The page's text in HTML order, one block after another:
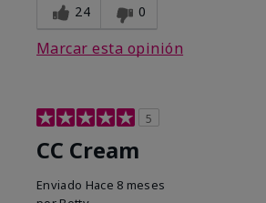
24 0
Marcar esta opinión
5
CC Cream
Enviado Hace 8 meses